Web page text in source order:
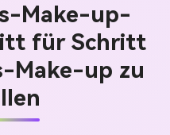
Make-up-
für Schritt
Make-up zu